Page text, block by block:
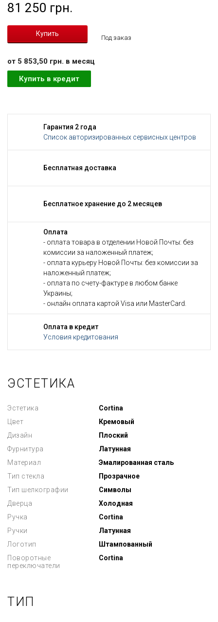
81 250 грн.
Под заказ
от 5 853,50 грн. в месяц
Купить в кредит
Гарантия 2 года
Список авторизированных сервисных центров
Бесплатная доставка
Бесплатное хранение до 2 месяцев
Оплата
- оплата товара в отделении Новой Почты: без
комиссии за наложенный платеж;
- оплата курьеру Новой Почты: без комиссии за
наложенный платеж;
- оплата по счету-фактуре в любом банке
Украины;
- онлайн оплата картой Visa или MasterCard.
Оплата в кредит
Условия кредитования
ЭСТЕТИКА
Эстетика
Cortina
Цвет
Кремовый
Дизайн
Плоский
Фурнитура
Латунная
Материал
Эмалированная сталь
Тип стекла
Прозрачное
Тип шелкографии
Символы
Дверца
Холодная
Ручка
Cortina
Ручки
Латунная
Логотип
Штампованный
Поворотные
переключатели
Cortina
ТИП